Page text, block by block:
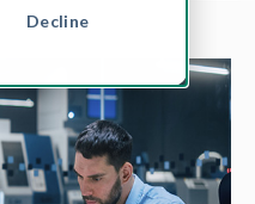
Decline